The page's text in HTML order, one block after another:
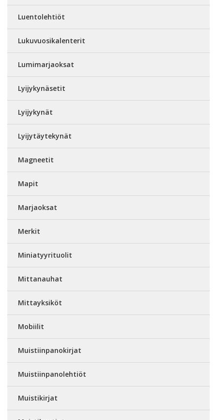
Luentolehtiöt
Lukuvuosikalenterit
Lumimarjaoksat
Lyijykynäsetit
Lyijykynät
Lyijytäytekynät
Magneetit
Mapit
Marjaoksat
Merkit
Miniatyyrituolit
Mittanauhat
Mittayksiköt
Mobiilit
Muistiinpanokirjat
Muistiinpanolehtiöt
Muistikirjat